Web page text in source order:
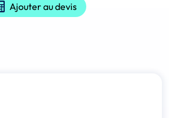
Ajouter au devis